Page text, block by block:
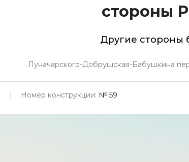
стороны
Другие стороны
Луначарского-Добрушская-Бабушкина
Номер конструкции: № 59